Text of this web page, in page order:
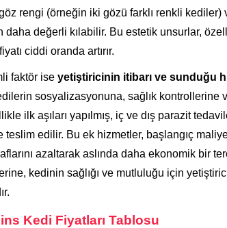
rengi (örneğin iki gözü farklı renkli kediler)
daha değerli kılabilir. Bu estetik unsurlar,
ciddi oranda artırır.
faktör ise yetiştiricinin itibarı ve sunduğu
sosyalizasyonuna, sağlık kontrollerine
ilk aşıları yapılmış, iç ve dış parazit
teslim edilir. Bu ek hizmetler, başlangıç
azaltarak aslında daha ekonomik bir
kedinin sağlığı ve mutluluğu için
Kedi Fiyatları Tablosu